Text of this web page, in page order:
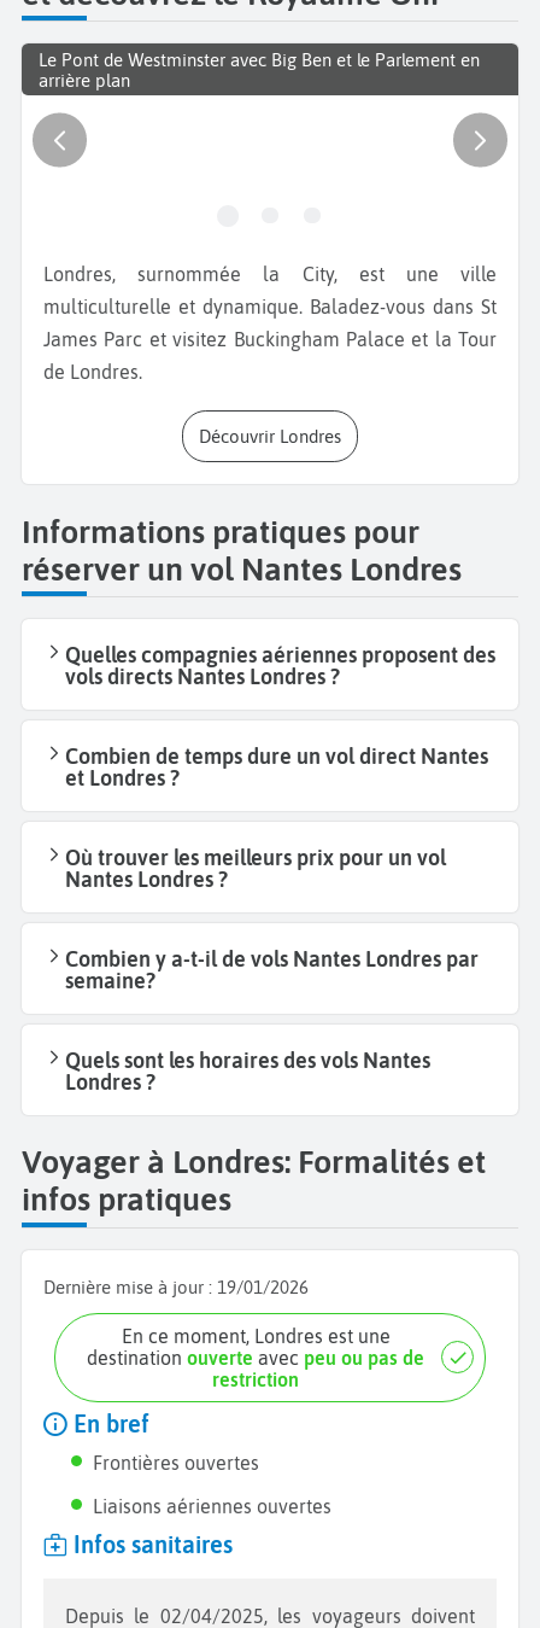
Le Pont de Westminster avec Big Ben et le Parlement en
arrière plan
Londres, surnommée la City, est une ville
multiculturelle et dynamique. Baladez-vous dans St
James Parc et visitez Buckingham Palace et la Tour
de Londres.
Découvrir Londres
Informations pratiques pour
réserver un vol Nantes Londres
Quelles compagnies aériennes proposent des
vols directs Nantes Londres ?
Combien de temps dure un vol direct Nantes
et Londres ?
Où trouver les meilleurs prix pour un vol
Nantes Londres ?
Combien y a-t-il de vols Nantes Londres par
semaine?
Quels sont les horaires des vols Nantes
Londres ?
Voyager à Londres: Formalités et
infos pratiques
Dernière mise à jour : 19/01/2026
En ce moment, Londres est une
destinationouverte avec peu ou pas de
restriction
En bref
Frontières ouvertes
Liaisons aériennes ouvertes
Infos sanitaires
Depuis le 02/04/2025, les voyageurs doivent